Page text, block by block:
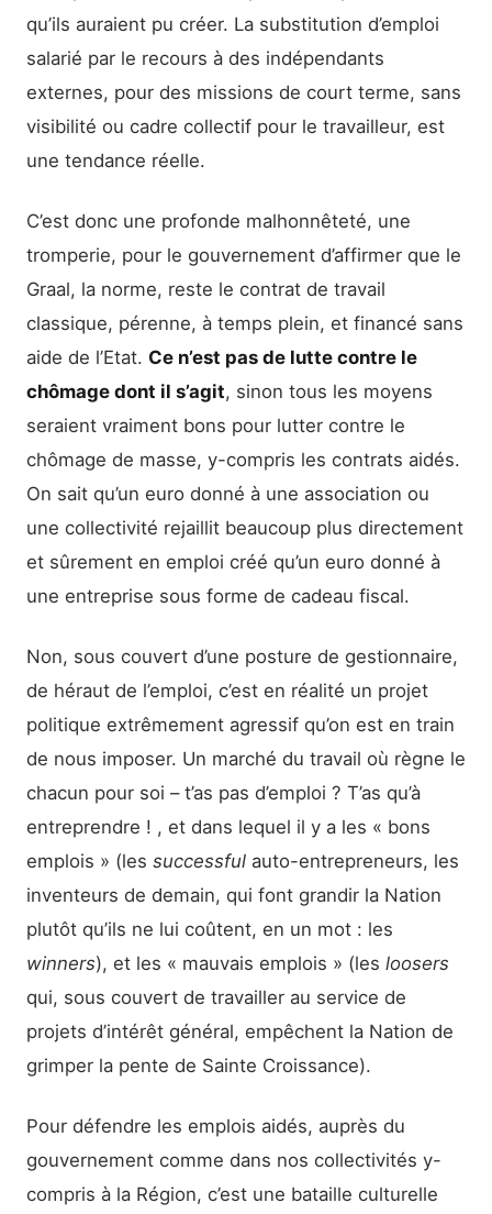
qu’ils auraient pu créer. La substitution d’emploi
salarié par le recours à des indépendants
externes, pour des missions de court terme, sans
visibilité ou cadre collectif pour le travailleur, est
une tendance réelle.
C’est donc une profonde malhonnêteté, une
tromperie, pour le gouvernement d’affirmer que le
Graal, la norme, reste le contrat de travail
classique, pérenne, à temps plein, et financé sans
aide de l’Etat. Ce n’est pas de lutte contre le
chômage dont il s’agit, sinon tous les moyens
seraient vraiment bons pour lutter contre le
chômage de masse, y-compris les contrats aidés.
On sait qu’un euro donné à une association ou
une collectivité rejaillit beaucoup plus directement
et sûrement en emploi créé qu’un euro donné à
une entreprise sous forme de cadeau fiscal.
Non, sous couvert d’une posture de gestionnaire,
de héraut de l’emploi, c’est en réalité un projet
politique extrêmement agressif qu’on est en train
de nous imposer. Un marché du travail où règne le
chacun pour soi – t’as pas d’emploi ? T’as qu’à
entreprendre ! , et dans lequel il y a les « bons
emplois » (les successful auto-entrepreneurs, les
inventeurs de demain, qui font grandir la Nation
plutôt qu’ils ne lui coûtent, en un mot : les
winners), et les « mauvais emplois » (les loosers
qui, sous couvert de travailler au service de
projets d’intérêt général, empêchent la Nation de
grimper la pente de Sainte Croissance).
Pour défendre les emplois aidés, auprès du
gouvernement comme dans nos collectivités y-
compris à la Région, c’est une bataille culturelle